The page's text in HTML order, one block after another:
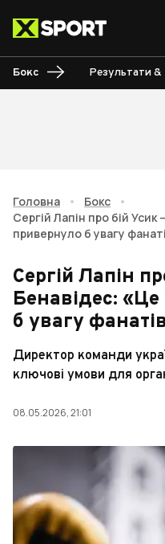
Бокс Результати
Головна • Бокс
•
Сергій Лапін про бій
привернуло б увагу
Сергій Лапін
Бенавідес:
б увагу
Директор команди
ключові умови для
08.05.2026, 21:01